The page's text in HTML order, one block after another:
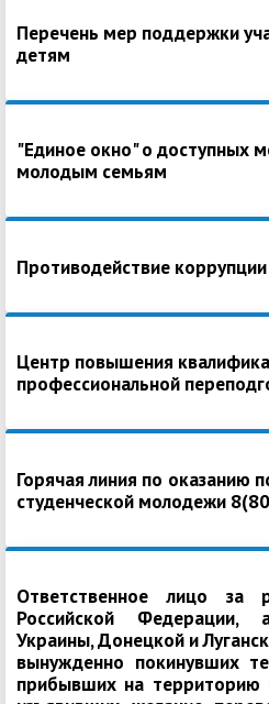
Перечень мер поддержки
детям
"Единое окно" о доступных
молодым семьям
Противодействие коррупции
Центр повышения
профессиональной
Горячая линия по оказанию
студенческой молодежи
Ответственное лицо за
Российской
Украины, Донецкой и
вынужденно покинувших
прибывших на территорию